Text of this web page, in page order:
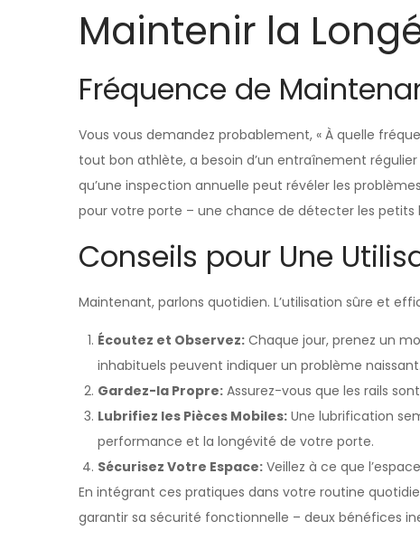
Maintenir la
Fréquence de
Vous vous demandez probablement, « À quelle
tout bon athlète, a besoin d’un entraînement
qu’une inspection annuelle peut révéler les
pour votre porte – une chance de détecter les petits
Conseils pour Une
Maintenant, parlons quotidien. L’utilisation sûre et
Écoutez et Observez: Chaque jour, prenez un
inhabituels peuvent indiquer un problème naissant.
Gardez-la Propre: Assurez-vous que les rails
Lubrifiez les Pièces Mobiles: Une lubrification
performance et la longévité de votre porte.
Sécurisez Votre Espace: Veillez à ce que
En intégrant ces pratiques dans votre routine
garantir sa sécurité fonctionnelle – deux bénéfices